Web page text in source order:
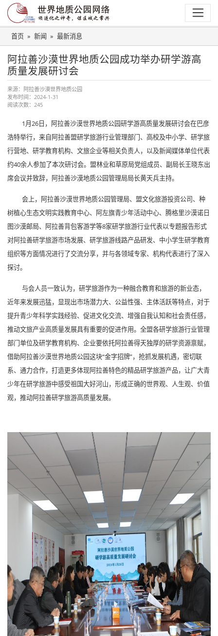
首页 新闻 最新消息
阿拉善沙漠世界地质公园成功举办研学游高
质量发展研讨会
来源： 阿拉善沙漠世界地质公园
发布时间： 2024-1-31
阅读次数： 245
1月26日，阿拉善沙漠世界地质公园研学游高质量发展研讨会在巴彦
浩特举行，来自阿拉善盟研学旅游行业管理部门、高校及中小学、研学旅
行营地、研学教育机构、文旅企业等相关负责人，以及新闻媒体单位代表
约40余人参加了本次研讨会。盟林业和草原局党组成员、副局长王晓东出
席会议并致辞，阿拉善沙漠地质公园管理局局长黄天兵主持。
会上，阿拉善沙漠世界地质公园管理局、盟文化旅游投资公司、种
树植心生态文明实践教育中心、阿左旗青少年活动中心、腾格里沙漠诺日
图沙漠邮局、阿拉善背包客游学等8家研学旅游行业代表以专题报告形式
对阿拉善研学旅游市场发展、研学旅游线路产品研发、中小学生研学教育
组织等方面情况进行了交流分享，并与各领域专家、机构代表进行了深入
探讨。
与会人员一致认为，研学旅游作为一种融合教育和旅游的新业态，
近年来发展迅猛，显现出市场潜力大、公益性强、主体活跃等特点，对于
提升青少年科学实践经验、促进文化交流、增强自我认知和社会责任感，
推动文旅产业高质量发展具有重要的促进作用。全盟各研学旅游行业管理
部门单位及研学教育机构、企业要依托阿拉善得天独厚的研学资源禀赋，
借助阿拉善沙漠世界地质公园这块“金字招牌”，抢抓发展机遇，密切联
系、通力合作，打造更多体现阿拉善特色的精品研学旅游产品，让广大青
少年在研学旅游中感受祖国大好河山，形成正确的世界观、人生观、价值
观，推动阿拉善研学旅游高质量发展。